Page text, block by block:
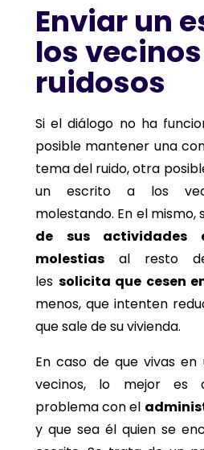
Enviar un
los vecinos
ruidosos
Si el diálogo no ha
posible mantener una
tema del ruido, otra
un escrito a los
molestando. En el mismo,
de sus actividades
molestias al resto
les solicita que cesen
menos, que intenten
que sale de su vivienda.
En caso de que vivas
vecinos, lo mejor es
problema con el
y que sea él quien se